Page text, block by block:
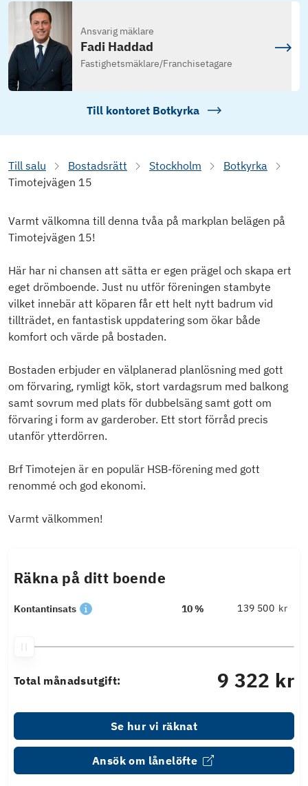
Ansvarig mäklare
Fadi Haddad
Fastighetsmäklare/Franchisetagare
Till kontoret Botkyrka
Till salu Bostadsrätt Stockholm
Botkyrka
Timotejvägen 15
Varmt välkomna till denna tvåa på markplan belägen på
Timotejvägen 15!
Här har ni chansen att sätta er egen prägel och skapa ert
eget drömboende. Just nu utför föreningen stambyte
vilket innebär att köparen får ett helt nytt badrum vid
tillträdet, en fantastisk uppdatering som ökar både
komfort och värde på bostaden.
Bostaden erbjuder en välplanerad planlösning med gott
om förvaring, rymligt kök, stort vardagsrum med balkong
samt sovrum med plats för dubbelsäng samt gott om
förvaring i form av garderober. Ett stort förråd precis
utanför ytterdörren.
Brf Timotejen är en populär HSB-förening med gott
renommé och god ekonomi.
Varmt välkommen!
Räkna på ditt boende
Kontantinsats 10 % kr
Total månadsutgift: 9 322 kr
Se hur vi räknat
Ansök om lånelöfte